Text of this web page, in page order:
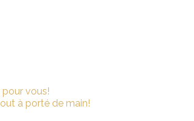
vous!
à porté de main!